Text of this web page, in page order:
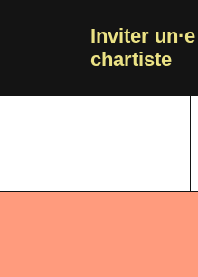
Inviter un·e
chartiste